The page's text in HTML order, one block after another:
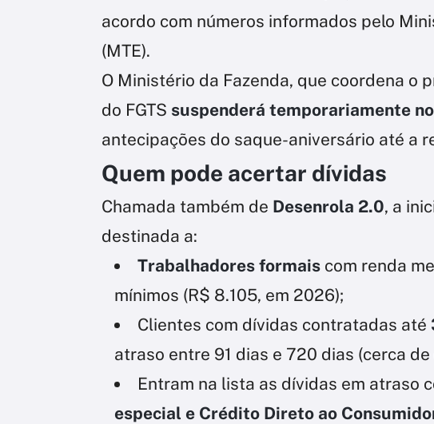
acordo com números informados pelo
(MTE).
O Ministério da Fazenda, que coordena o
do FGTS suspenderá temporariamente
antecipações do saque-aniversário até a
Quem pode acertar dívidas
Chamada também de Desenrola 2.0, a
destinada a:
Trabalhadores formais com renda
mínimos (R$ 8.105, em 2026);
Clientes com dívidas contratadas até
atraso entre 91 dias e 720 dias (cerca de
Entram na lista as dívidas em atraso
especial e Crédito Direto ao